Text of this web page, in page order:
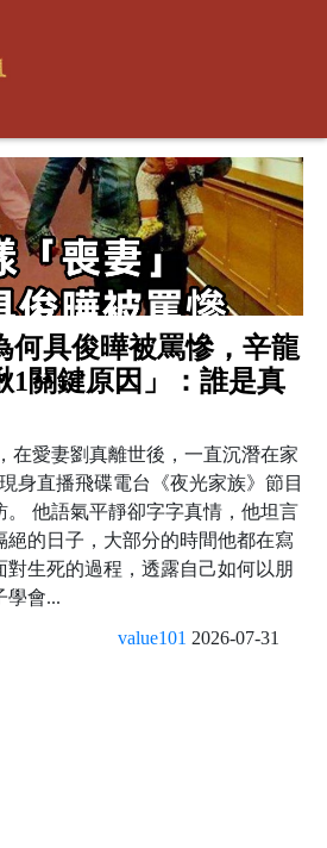
何具俊曄被罵慘，辛龍
1關鍵原因」：誰是真
在愛妻劉真離世後，一直沉潛在家
身直播飛碟電台《夜光家族》節目
。 他語氣平靜卻字字真情，他坦言
絕的日子，大部分的時間他都在寫
生死的過程，透露自己如何以朋
學會...
value101 2026-07-31